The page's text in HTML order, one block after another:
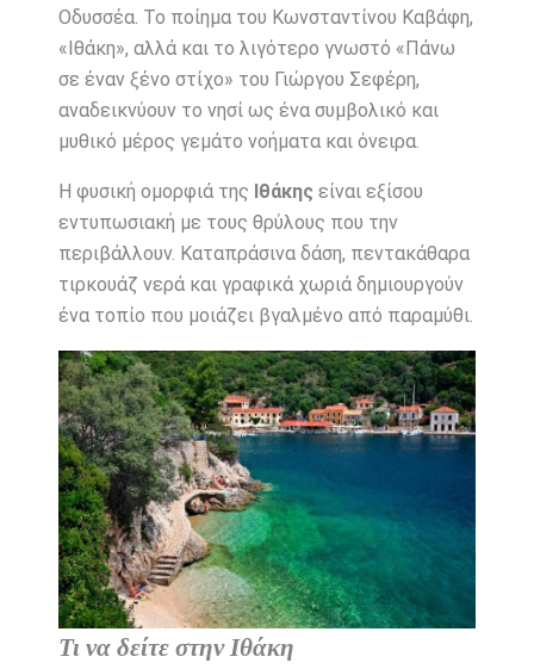
Οδυσσέα. Το ποίημα του Κωνσταντίνου Καβάφη,
«Ιθάκη», αλλά και το λιγότερο γνωστό «Πάνω
σε έναν ξένο στίχο» του Γιώργου Σεφέρη,
αναδεικνύουν το νησί ως ένα συμβολικό και
μυθικό μέρος γεμάτο νοήματα και όνειρα.
Η φυσική ομορφιά της Ιθάκης είναι εξίσου
εντυπωσιακή με τους θρύλους που την
περιβάλλουν. Καταπράσινα δάση, πεντακάθαρα
τιρκουάζ νερά και γραφικά χωριά δημιουργούν
ένα τοπίο που μοιάζει βγαλμένο από παραμύθι.
Τι να δείτε στην Ιθάκη